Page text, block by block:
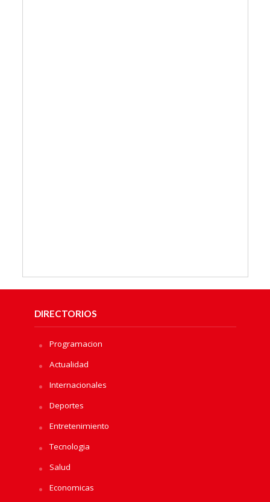
DIRECTORIOS
Programacion
Actualidad
Internacionales
Deportes
Entretenimiento
Tecnologia
Salud
Economicas